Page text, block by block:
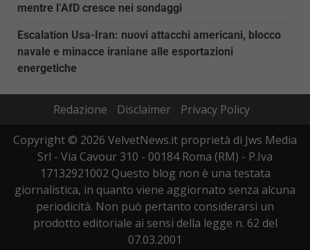
mentre l’AfD cresce nei sondaggi
Escalation Usa-Iran: nuovi attacchi americani, blocco
navale e minacce iraniane alle esportazioni
energetiche
Redazione Disclaimer
Privacy Policy
Copyright © 2026 VelvetNews.it proprietà di Jws Media
Srl - Via Cavour 310 - 00184 Roma (RM) - P.Iva
17132921002 Questo blog non è una testata
giornalistica, in quanto viene aggiornato senza alcuna
periodicità. Non può pertanto considerarsi un
prodotto editoriale ai sensi della legge n. 62 del
07.03.2001